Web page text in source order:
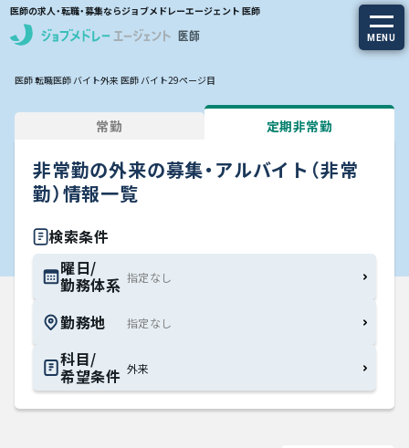
医師の求人・転職・募集ならジョブメドレーエージェント 医師
MENU
求人を探す
常勤の求人
定期非常勤の求人
特集から探す
エージェントサービス
エージェントサービスTOP
サービスの流れ
医師 転職医師 バイト外来 医師 バイト29ページ目
常勤 定期非常勤
非常勤の外来の募集・アルバイト（非常
勤）情報一覧
検索条件
曜日/
勤務体系
勤務地
科目/
希望条件 外来